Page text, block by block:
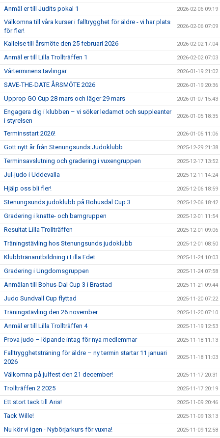
Anmäl er till Judits pokal 1 2026-02-06 09:19
Välkomna till våra kurser i falltrygghet för äldre - vi har plats
för fler!
2026-02-06 07:09
Kallelse till årsmöte den 25 februari 2026 2026-02-02 17:04
Anmäl er till Lilla Trollträffen 1 2026-02-02 07:03
Vårterminens tävlingar 2026-01-19 21:02
SAVE-THE-DATE ÅRSMÖTE 2026 2026-01-19 20:36
Upprop GO Cup 28 mars och läger 29 mars 2026-01-07 15:43
Engagera dig i klubben – vi söker ledamot och suppleanter
i styrelsen
2026-01-05 18:35
Terminsstart 2026! 2026-01-05 11:06
Gott nytt år från Stenungsunds Judoklubb 2025-12-29 21:38
Terminsavslutning och gradering i vuxengruppen 2025-12-17 13:52
Jul-judo i Uddevalla 2025-12-11 14:24
Hjälp oss bli fler! 2025-12-06 18:59
Stenungsunds judoklubb på Bohusdal Cup 3 2025-12-06 18:42
Gradering i knatte- och barngruppen 2025-12-01 11:54
Resultat Lilla Trollträffen 2025-12-01 09:06
Träningstävling hos Stenungsunds judoklubb 2025-12-01 08:50
Klubbtränarutbildning i Lilla Edet 2025-11-24 10:03
Gradering i Ungdomsgruppen 2025-11-24 07:58
Anmälan till Bohus-Dal Cup 3 i Brastad 2025-11-21 09:44
Judo Sundvall Cup flyttad 2025-11-20 07:22
Träningstävling den 26 november 2025-11-20 07:10
Anmäl er till Lilla Trollträffen 4 2025-11-19 12:53
Prova judo – löpande intag för nya medlemmar 2025-11-18 11:13
Falltrygghetsträning för äldre – ny termin startar 11 januari
2026
2025-11-18 11:03
Välkomna på julfest den 21 december! 2025-11-17 20:31
Trollträffen 2 2025 2025-11-17 20:19
Ett stort tack till Aris! 2025-11-09 20:46
Tack Wille! 2025-11-09 13:13
Nu kör vi igen - Nybörjarkurs för vuxna! 2025-11-09 12:58